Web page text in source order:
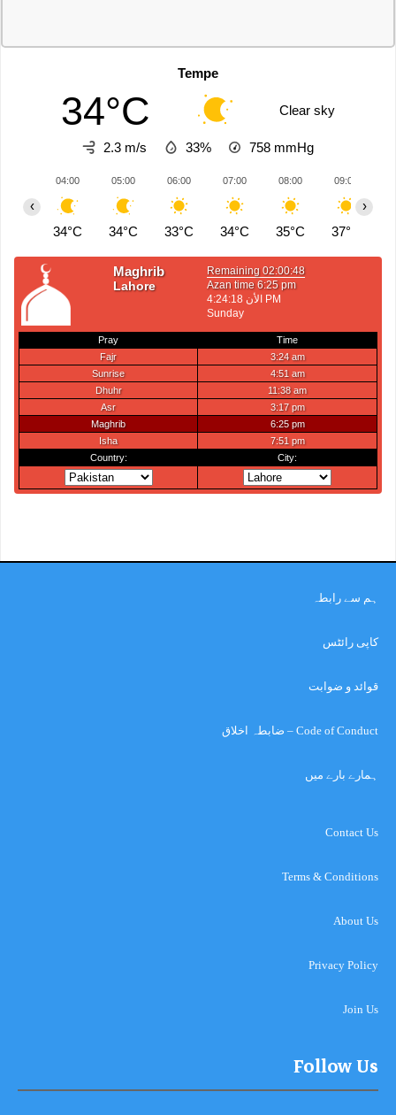
Tempe
34°C Clear sky
2.3 m/s 33% 758 mmHg
04:00
34°C
05:00
34°C
06:00
33°C
07:00
34°C
08:00
35°C
09:00
37°C
‹ ›
ہم سے رابطہ
کاپی رائٹس
قوائد و ضوابت
Code of Conduct – ضابطہ اخلاق
ہمارے بارے میں
Contact Us
Terms & Conditions
About Us
Privacy Policy
Join Us
Follow Us